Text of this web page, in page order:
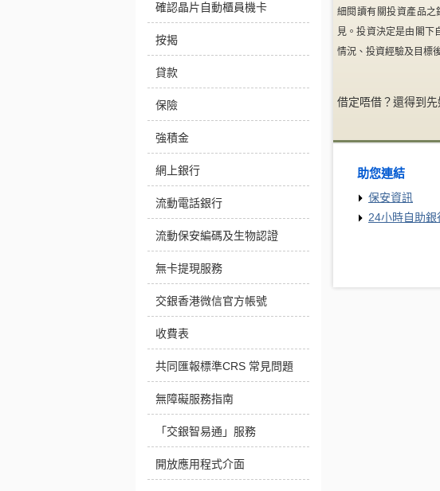
確認晶片自動櫃員機卡
按揭
貸款
保險
強積金
網上銀行
流動電話銀行
流動保安編碼及生物認證
無卡提現服務
交銀香港微信官方帳號
收費表
共同匯報標準CRS 常見問題
無障礙服務指南
「交銀智易通」服務
開放應用程式介面
細閱讀有關投資產品
見。投資決定是由閣下
情況、投資經驗及目標
借定唔借？還得到先
助您連結
保安資訊
24小時自助銀